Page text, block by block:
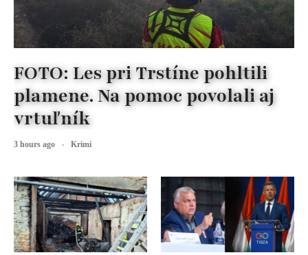
FOTO: Les pri Trstíne pohltili
plamene. Na pomoc povolali aj
vrtuľník
3 hours ago Krimi